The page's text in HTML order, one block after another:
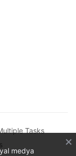
Tasks
medya